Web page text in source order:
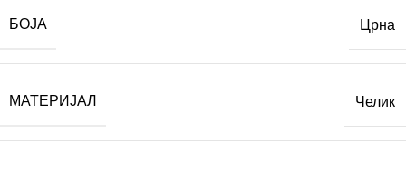
БОЈА Црна
МАТЕРИЈАЛ Челик